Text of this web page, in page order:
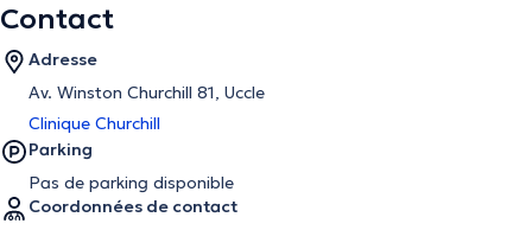
Contact
Adresse
Av. Winston Churchill 81, Uccle
Clinique Churchill
Parking
Pas de parking disponible
Coordonnées de contact